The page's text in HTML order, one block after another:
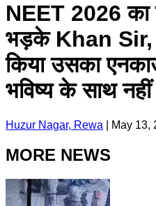
NEET 2026 का
भड़के Khan Sir,
किया उसका
भविष्य के साथ
Huzur Nagar, Rewa May 13,
MORE NEWS